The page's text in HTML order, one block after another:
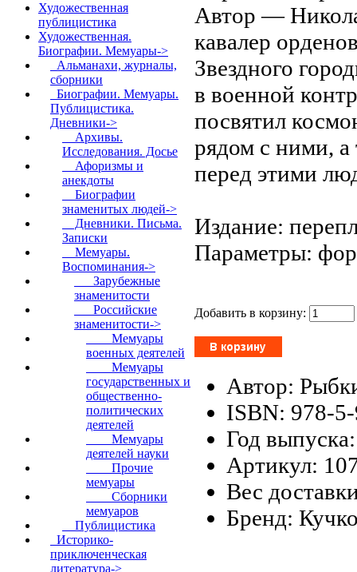
Художественная
публицистика
Художественная.
Биографии. Мемуары->
Альманахи, журналы,
сборники
Биографии. Мемуары.
Публицистика.
Дневники->
Архивы.
Исследования. Досье
Афоризмы и
анекдоты
Биографии
знаменитых людей->
Дневники. Письма.
Записки
Мемуары.
Воспоминания->
Зарубежные
знаменитости
Российские
знаменитости->
Мемуары
военных деятелей
Мемуары
государственных и
общественно-
политических
деятелей
Мемуары
деятелей науки
Прочие
мемуары
Сборники
мемуаров
Публицистика
Историко-
приключенческая
литература->
Автор —
кавалер
Звездного
в военной
посвятил
рядом с ними, а
перед этими
Издание:
Параметры:
Добавить в корзину:
Автор:
ISBN: 978-
Год
Артикул:
Вес
Бренд: